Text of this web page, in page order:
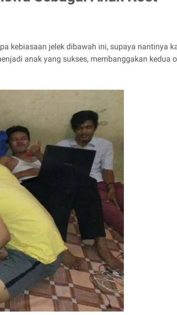
kebiasaan jelek dibawah ini, supaya nantinya
anak yang sukses, membanggakan kedua